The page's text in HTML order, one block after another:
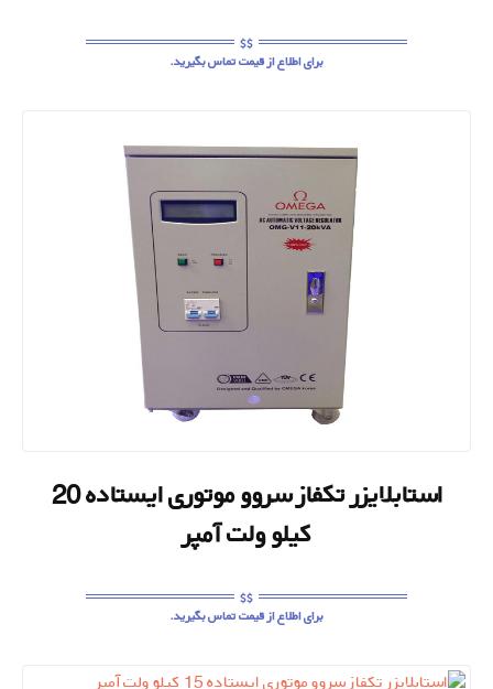
برای اطلاع از قیمت تماس بگیرید.
استابلایزر تکفاز سروو موتوری ایستاده 20
کیلو ولت آمپر
برای اطلاع از قیمت تماس بگیرید.